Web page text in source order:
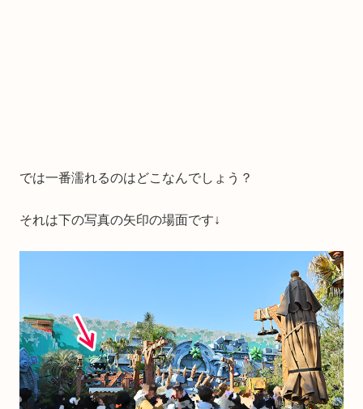
では一番濡れるのはどこなんでしょう？
それは下の写真の矢印の場面です↓